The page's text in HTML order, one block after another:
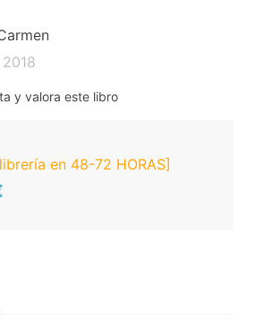
2018
y valora este libro
en 48-72 HORAS]